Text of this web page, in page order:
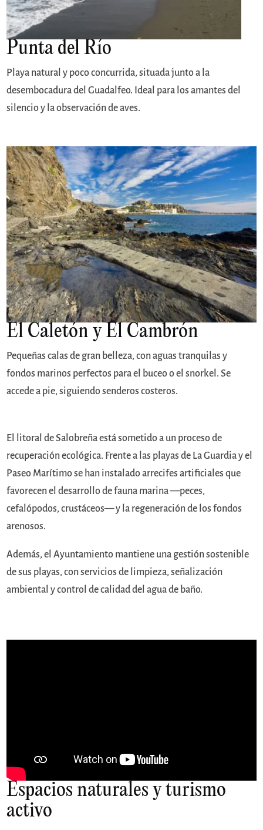
Punta del Río
Playa natural y poco concurrida, situada junto a la
desembocadura del Guadalfeo. Ideal para los amantes del
silencio y la observación de aves.
El Caletón y El Cambrón
Pequeñas calas de gran belleza, con aguas tranquilas y
fondos marinos perfectos para el buceo o el snorkel. Se
accede a pie, siguiendo senderos costeros.
El litoral de Salobreña está sometido a un proceso de
recuperación ecológica. Frente a las playas de La Guardia y el
Paseo Marítimo se han instalado arrecifes artificiales que
favorecen el desarrollo de fauna marina —peces,
cefalópodos, crustáceos— y la regeneración de los fondos
arenosos.
Además, el Ayuntamiento mantiene una gestión sostenible
de sus playas, con servicios de limpieza, señalización
ambiental y control de calidad del agua de baño.
Espacios naturales y turismo
activo